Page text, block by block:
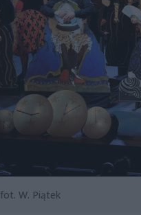
W. Piątek